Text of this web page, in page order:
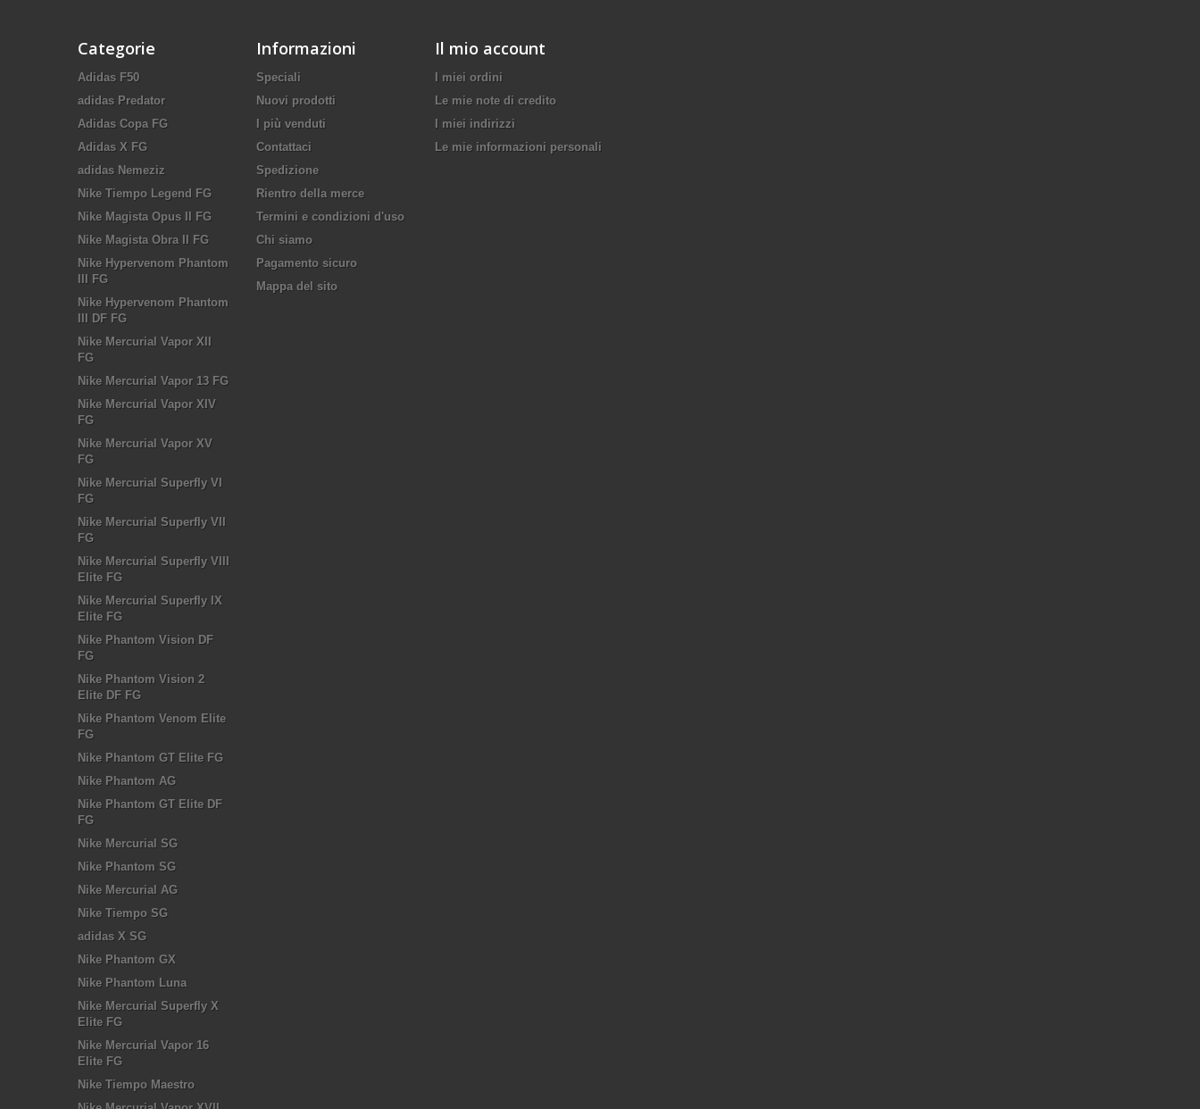
Categorie
Adidas F50
adidas Predator
Adidas Copa FG
Adidas X FG
adidas Nemeziz
Nike Tiempo Legend FG
Nike Magista Opus II FG
Nike Magista Obra II FG
Nike Hypervenom Phantom
III FG
Nike Hypervenom Phantom
III DF FG
Nike Mercurial Vapor XII
FG
Nike Mercurial Vapor 13 FG
Nike Mercurial Vapor XIV
FG
Nike Mercurial Vapor XV
FG
Nike Mercurial Superfly VI
FG
Nike Mercurial Superfly VII
FG
Nike Mercurial Superfly VIII
Elite FG
Nike Mercurial Superfly IX
Elite FG
Nike Phantom Vision DF
FG
Nike Phantom Vision 2
Elite DF FG
Nike Phantom Venom Elite
FG
Nike Phantom GT Elite FG
Nike Phantom AG
Nike Phantom GT Elite DF
FG
Nike Mercurial SG
Nike Phantom SG
Nike Mercurial AG
Nike Tiempo SG
adidas X SG
Nike Phantom GX
Nike Phantom Luna
Nike Mercurial Superfly X
Elite FG
Nike Mercurial Vapor 16
Elite FG
Nike Tiempo Maestro
Informazioni
Speciali
Nuovi prodotti
I più venduti
Contattaci
Spedizione
Rientro della merce
Termini e condizioni d'uso
Chi siamo
Pagamento sicuro
Mappa del sito
Il mio account
I miei ordini
Le mie note di credito
I miei indirizzi
Le mie informazioni personali